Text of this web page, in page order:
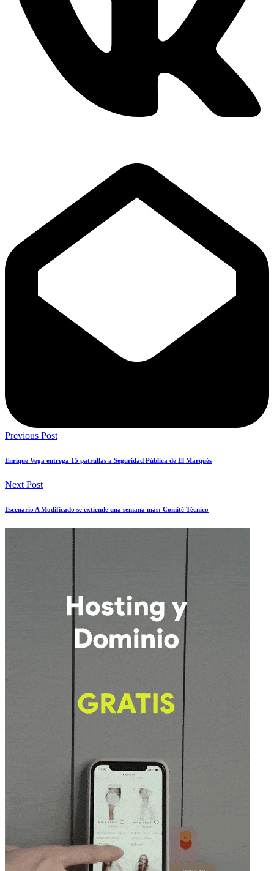
Previous Post
Enrique Vega entrega 15 patrullas a Seguridad Pública de El Marqués
Next Post
Escenario A Modificado se extiende una semana más: Comité Técnico